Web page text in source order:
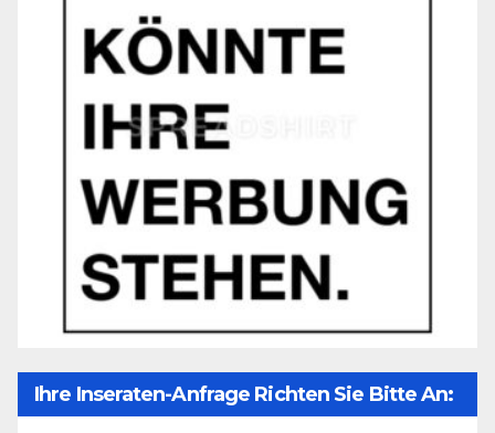
Ihre Inseraten-Anfrage Richten Sie Bitte An: